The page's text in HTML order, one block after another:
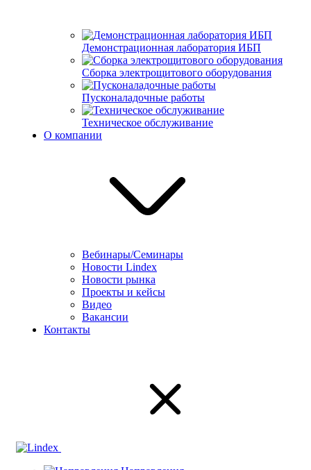
Демонстрационная лаборатория ИБП
Сборка электрощитового оборудования
Пусконаладочные работы
Техническое обслуживание
О компании
Вебинары/Семинары
Новости Lindex
Новости рынка
Проекты и кейсы
Видео
Вакансии
Контакты